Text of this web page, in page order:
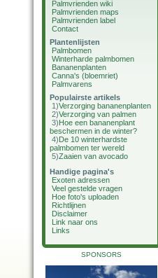
Palmvrienden wiki
Palmvrienden maps
Palmvrienden label
Contact
Plantenlijsten
Palmbomen
Winterharde palmbomen
Bananenplanten
Canna's (bloemriet)
Palmvarens
Populairste artikels
1)Verzorging bananenplanten
2)Verzorging van palmen
3)Hoe een bananenplant
beschermen in de winter?
4)De 10 winterhardste
palmbomen ter wereld
5)Zaaien van avocado
Handige pagina's
Exoten adressen
Veel gestelde vragen
Hoe foto's uploaden
Richtlijnen
Disclaimer
Link naar ons
Links
SPONSORS